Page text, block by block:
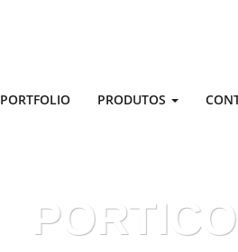
PORTFOLIO PRODUTOS